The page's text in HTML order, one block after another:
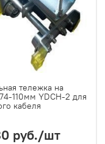
тележка на
110мм YDCH-2 для
кабеля
руб./шт